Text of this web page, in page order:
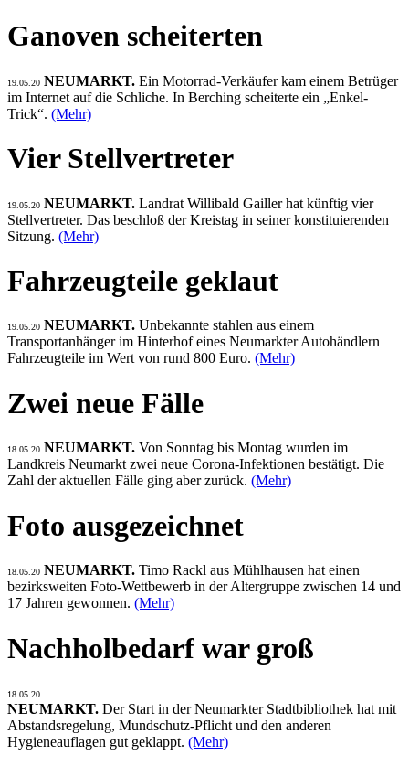
Ganoven scheiterten
19.05.20 NEUMARKT. Ein Motorrad-Verkäufer kam einem Betrüger
im Internet auf die Schliche. In Berching scheiterte ein „Enkel-
Trick“. (Mehr)
Vier Stellvertreter
19.05.20 NEUMARKT. Landrat Willibald Gailler hat künftig vier
Stellvertreter. Das beschloß der Kreistag in seiner konstituierenden
Sitzung. (Mehr)
Fahrzeugteile geklaut
19.05.20 NEUMARKT. Unbekannte stahlen aus einem
Transportanhänger im Hinterhof eines Neumarkter Autohändlern
Fahrzeugteile im Wert von rund 800 Euro. (Mehr)
Zwei neue Fälle
18.05.20 NEUMARKT. Von Sonntag bis Montag wurden im
Landkreis Neumarkt zwei neue Corona-Infektionen bestätigt. Die
Zahl der aktuellen Fälle ging aber zurück. (Mehr)
Foto ausgezeichnet
18.05.20 NEUMARKT. Timo Rackl aus Mühlhausen hat einen
bezirksweiten Foto-Wettbewerb in der Altergruppe zwischen 14 und
17 Jahren gewonnen. (Mehr)
Nachholbedarf war groß
18.05.20
NEUMARKT. Der Start in der Neumarkter Stadtbibliothek hat mit
Abstandsregelung, Mundschutz-Pflicht und den anderen
Hygieneauflagen gut geklappt. (Mehr)